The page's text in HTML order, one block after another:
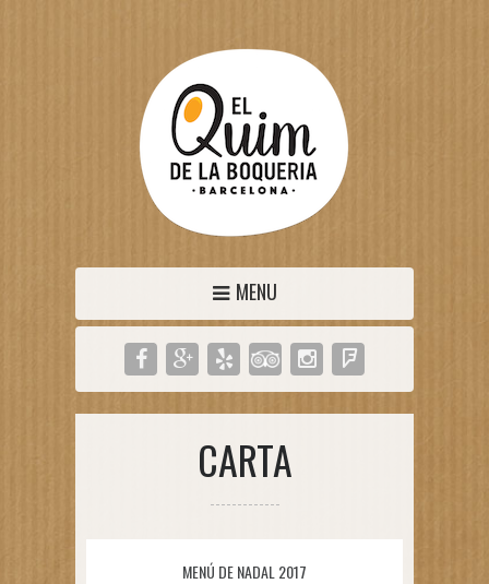
MENU
CARTA
MENÚ DE NADAL 2017